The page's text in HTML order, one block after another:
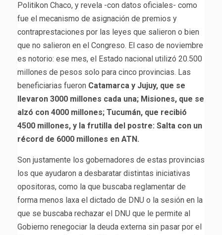
Politikon Chaco, y revela -con datos oficiales- como
fue el mecanismo de asignación de premios y
contraprestaciones por las leyes que salieron o bien
que no salieron en el Congreso. El caso de noviembre
es notorio: ese mes, el Estado nacional utilizó 20.500
millones de pesos solo para cinco provincias. Las
beneficiarias fueron Catamarca y Jujuy, que se
llevaron 3000 millones cada una; Misiones, que se
alzó con 4000 millones; Tucumán, que recibió
4500 millones, y la frutilla del postre: Salta con un
récord de 6000 millones en ATN.
Son justamente los gobernadores de estas provincias
los que ayudaron a desbaratar distintas iniciativas
opositoras, como la que buscaba reglamentar de
forma menos laxa el dictado de DNU o la sesión en la
que se buscaba rechazar el DNU que le permite al
Gobierno renegociar la deuda externa sin pasar por el